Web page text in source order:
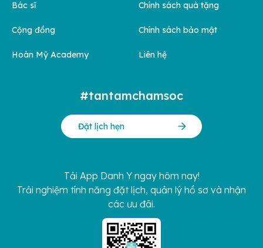
Bác sĩ
Cộng đồng
Hoàn Mỹ Academy
Chính sách quà tặng
Chính sách bảo mật
Liên hệ
#tantamchamsoc
Đặt lịch hẹn
Tải App Danh Y ngay hôm nay!
Trải nghiệm tính năng đặt lịch, quản lý hồ sơ và nhận
các ưu đãi.